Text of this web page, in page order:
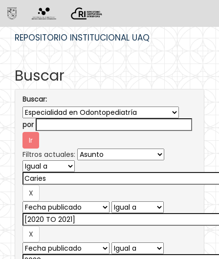
REPOSITORIO INSTITUCIONAL UAQ
Buscar
Buscar:
por
Filtros actuales: